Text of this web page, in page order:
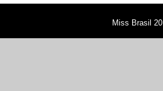
Miss Brasil